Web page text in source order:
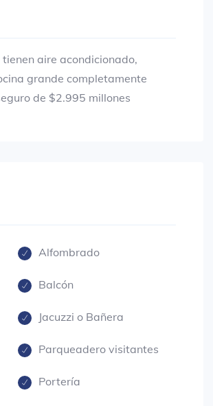
aire acondicionado,
grande completamente
de $2.995 millones
Alfombrado
Balcón
Jacuzzi o Bañera
Parqueadero visitantes
Portería